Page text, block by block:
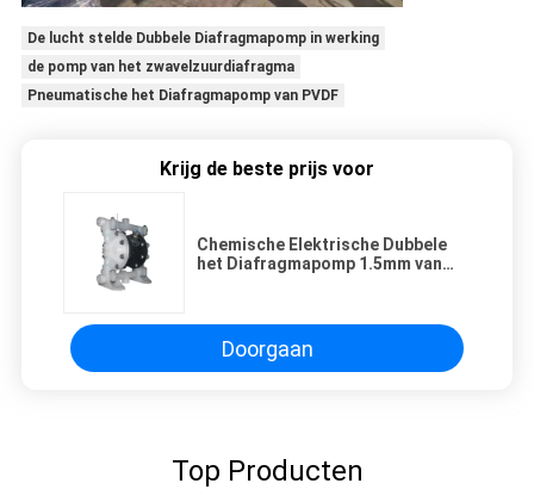
De lucht stelde Dubbele Diafragmapomp in werking
de pomp van het zwavelzuurdiafragma
Pneumatische het Diafragmapomp van PVDF
Krijg de beste prijs voor
Chemische Elektrische Dubbele
het Diafragmapomp 1.5mm van
Doorgaan
Top Producten